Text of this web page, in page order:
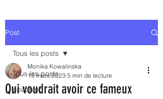
Post
Tous les posts
coaching
Tous les posts
Qui voudrait avoir ce fameux
Monika Kowalinska
15 mars 2023 5 min de lecture